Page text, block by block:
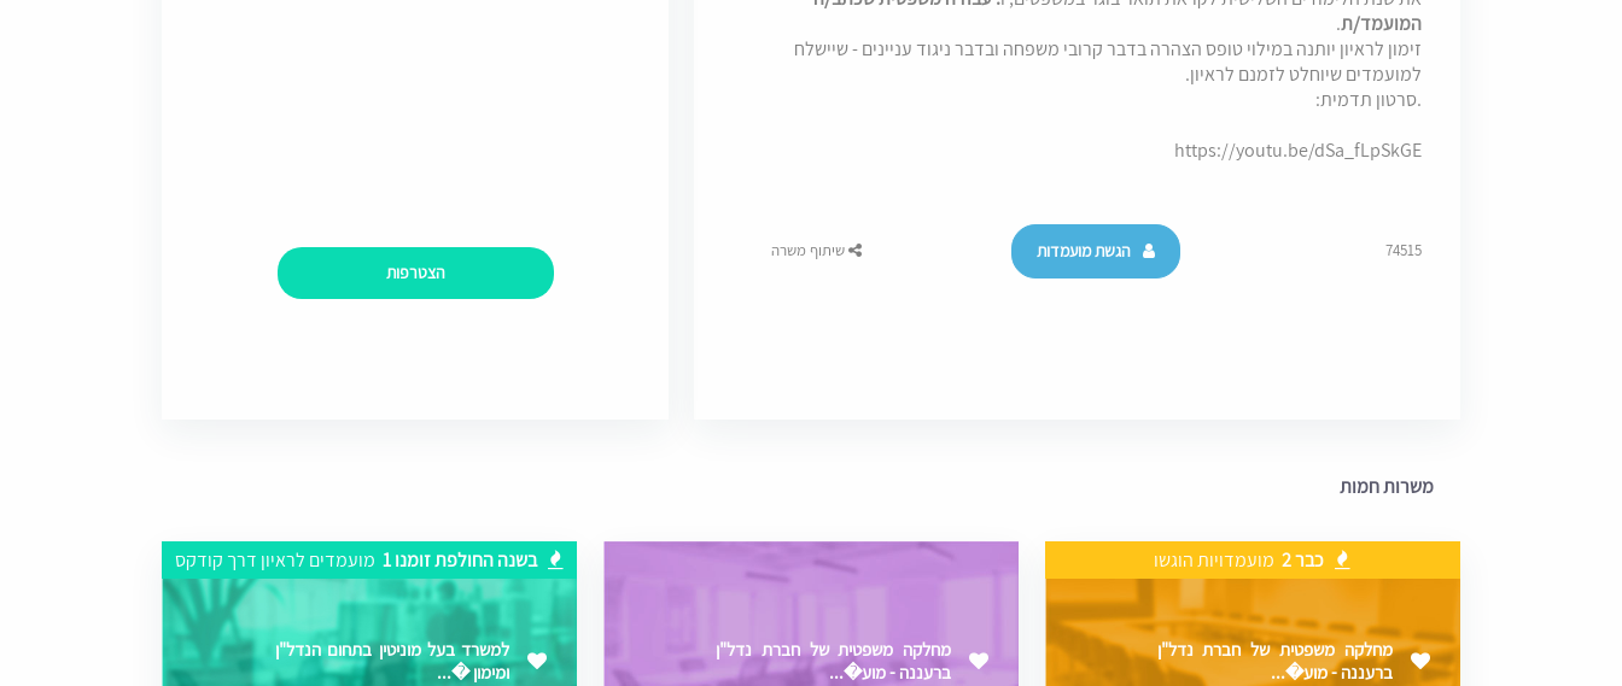
המועמד/ת.
זימון לראיון יותנה במילוי טופס הצהרה בדבר קרובי משפחה ובדבר ניגוד עניינים - שיישלח
למועמדים שיוחלט לזמנם לראיון.
.סרטון תדמית:
https://youtu.be/dSa_fLpSkGE
74515 הגשת מועמדות שיתוף משרה
הצטרפות
משרות חמות
כבר 2 מועמדויות הוגשו
מחלקה משפטית של חברת נדל"ן
ברעננה - מוע�...
מחלקה משפטית של חברת נדל"ן
ברעננה - מוע�...
בשנה החולפת זומנו 1 מועמדים לראיון דרך קודקס
למשרד בעל מוניטין בתחום הנדל"ן
ומימון �...